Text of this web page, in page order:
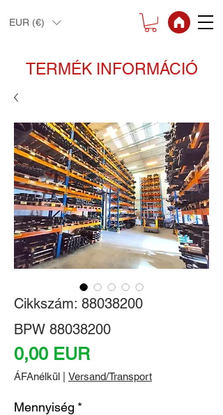
EUR (€)
TERMÉK INFORMÁCIÓ
Cikkszám: 88038200
BPW 88038200
0,00 EURÁr
ÁFAnélkül Versand/Transport
Mennyiség *